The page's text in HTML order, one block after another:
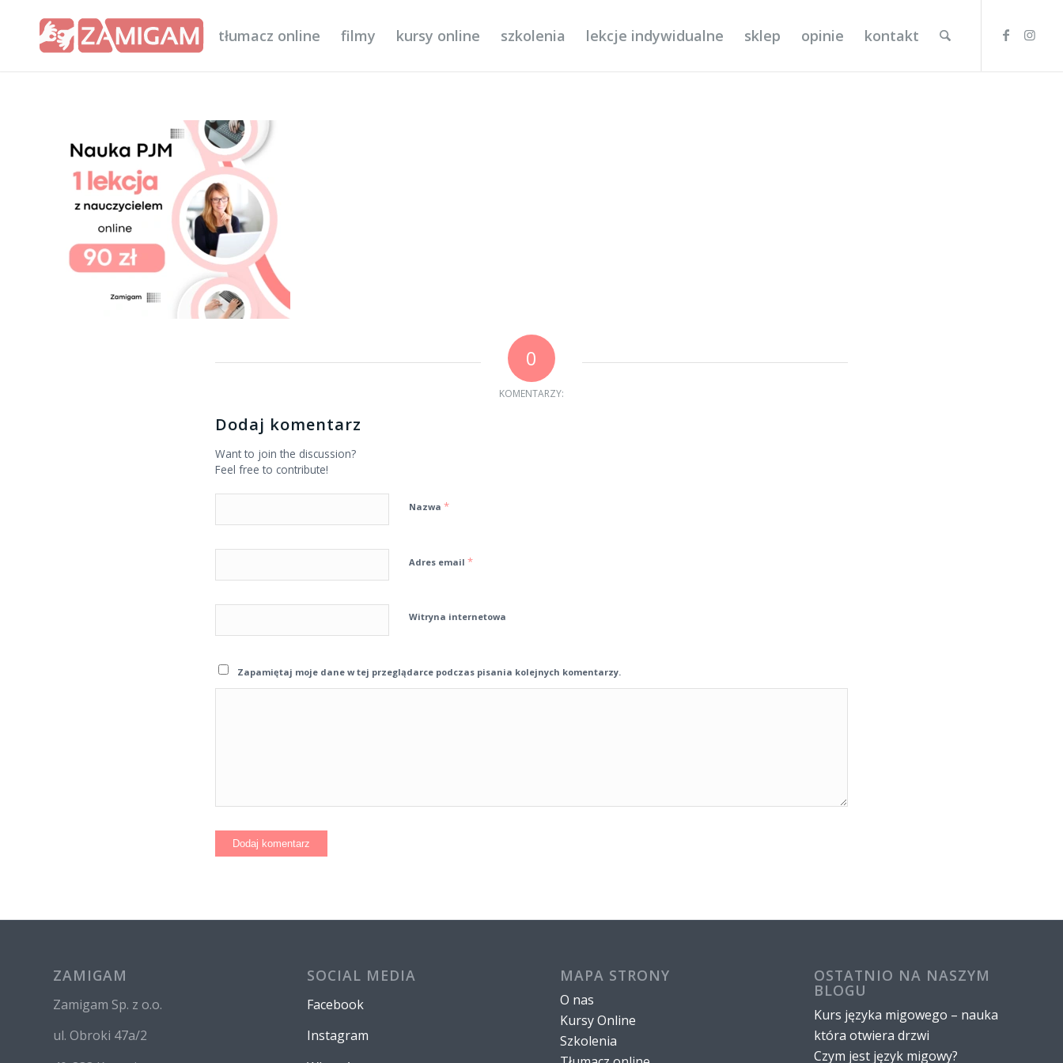
tłumacz online filmy kursy online szkolenia lekcje indywidualne sklep opinie kontakt
0
KOMENTARZY:
Dodaj komentarz
Want to join the discussion?
Feel free to contribute!
Nazwa *
Adres email *
Witryna internetowa
Zapamiętaj moje dane w tej przeglądarce podczas pisania kolejnych komentarzy.
ZAMIGAM
Zamigam Sp. z o.o.
ul. Obroki 47a/2
SOCIAL MEDIA
Facebook
Instagram
MAPA STRONY
O nas
Kursy Online
Szkolenia
OSTATNIO NA NASZYM
BLOGU
Kurs języka migowego – nauka
która otwiera drzwi
Czym jest język migowy?